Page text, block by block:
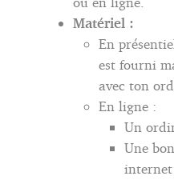
Matériel :
En
est fourni
avec ton
En ligne :
Un
Une
internet